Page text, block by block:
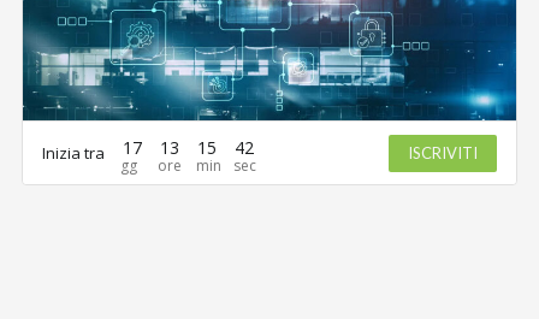
Inizia tra 17 13 15 42 ISCRIVITI